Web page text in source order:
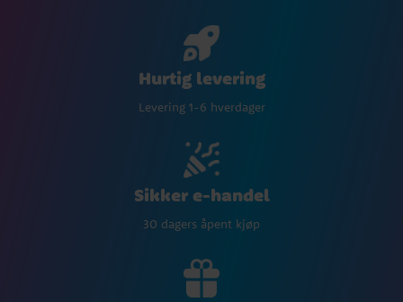
Hurtig levering
Levering 1-6 hverdager
Sikker e-handel
30 dagers åpent kjøp